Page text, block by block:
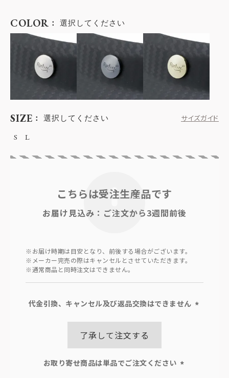
SIZE 選択してください
サイズガイド
S
L
COLOR 選択してください
こちらは受注生産品です
お届け見込み：ご注文から3週間前後
※お届け時期は目安となり、前後する場合がございます。
※メーカー完売の際はキャンセルとさせていただきます。
※通常商品と同時注文はできません。
代金引換、キャンセル及び返品交換はできません
了承して注文する
お取り寄せ商品は単品でご注文ください